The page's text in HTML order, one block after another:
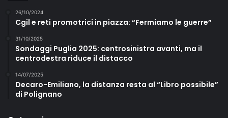
26/10/2024
Cgil e reti promotrici in piazza: “Fermiamo le guerre”
31/10/2025
Sondaggi Puglia 2025: centrosinistra avanti, ma il
centrodestra riduce il distacco
14/07/2025
Decaro-Emiliano, la distanza resta al “Libro possibile”
di Polignano